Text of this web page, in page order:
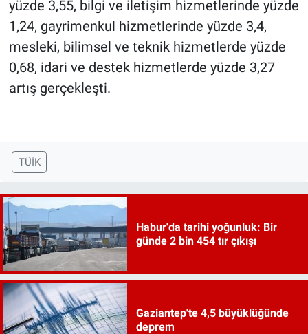
yüzde 3,55, bilgi ve iletişim hizmetlerinde yüzde
1,24, gayrimenkul hizmetlerinde yüzde 3,4,
mesleki, bilimsel ve teknik hizmetlerde yüzde
0,68, idari ve destek hizmetlerde yüzde 3,27
artış gerçekleşti.
TÜİK
Habur'da tarihi yoğunluk: Bir
günde 2 bin 454 tır çıkışı
Gaziantep'te 4,5 büyüklüğünde
deprem